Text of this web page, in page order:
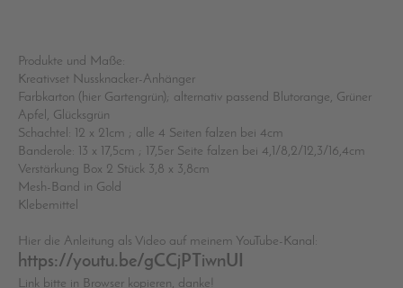
Produkte und Maße:
Kreativset Nussknacker-Anhänger
Farbkarton (hier Gartengrün); alternativ passend Blutorange, Grüner
Apfel, Glücksgrün
Schachtel: 12 x 21cm ; alle 4 Seiten falzen bei 4cm
Banderole: 13 x 17,5cm ; 17,5er Seite falzen bei 4,1/8,2/12,3/16,4cm
Verstärkung Box 2 Stück 3,8 x 3,8cm
Mesh-Band in Gold
Klebemittel
Hier die Anleitung als Video auf meinem YouTube-Kanal:
https://youtu.be/gCCjPTiwnUI
Link bitte in Browser kopieren, danke!